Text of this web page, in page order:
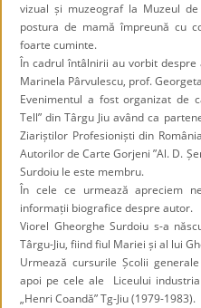
vizual și muzeograf la Muzeul
postura de mamă împreună cu
foarte cuminte.
În cadrul întâlnirii au vorbit
Marinela Pârvulescu, prof.
Evenimentul a fost organizat de
Tell” din Târgu Jiu având ca
Ziariștilor Profesioniști din
Autorilor de Carte Gorjeni ”Al. D.
Surdoiu le este membru.
În cele ce urmează apreciem
informații biografice despre autor.
Viorel Gheorghe Surdoiu s-a
Târgu-Jiu, fiind fiul Mariei și al lui
Urmează cursurile Școlii
apoi pe cele ale Liceului
„Henri Coandă” Tg-Jiu (1979-1983).